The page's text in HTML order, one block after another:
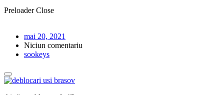
Preloader Close
mai 20, 2021
Niciun comentariu
sookeys